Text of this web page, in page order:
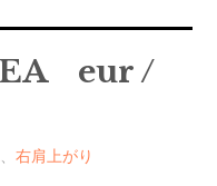
EA eur /
、右肩上がり